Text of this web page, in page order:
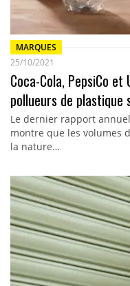
MARQUES
25/10/2021
Coca-Cola, PepsiCo
pollueurs de plastique
Le dernier rapport annuel
montre que les volumes
la nature…